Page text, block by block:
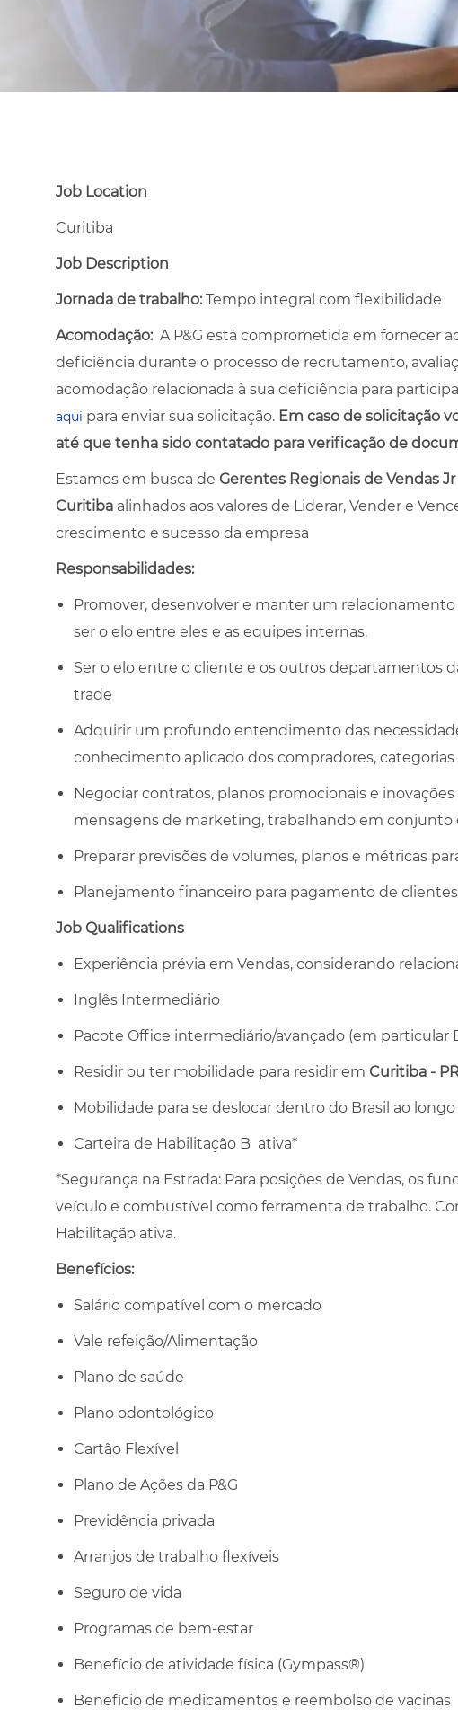
Job Location
Curitiba
Job Description
Jornada de trabalho:Tempo integral com flexibilidade
Acomodação: A P&G está comprometida em fornecer
deficiência durante o processo de recrutamento,
acomodação relacionada à sua deficiência para
aqui para enviar sua solicitação. Em caso de solicitação
até que tenha sido contatado para verificação de
Estamos em busca de Gerentes Regionais de Vendas Jr
Curitiba alinhados aos valores de Liderar, Vender e
crescimento e sucesso da empresa
Responsabilidades:
Promover, desenvolver e manter um
ser o elo entre eles e as equipes internas.
Ser o elo entre o cliente e os outros departamentos
trade
Adquirir um profundo entendimento das
conhecimento aplicado dos compradores, categorias
Negociar contratos, planos promocionais e
mensagens de marketing, trabalhando em conjunto
Preparar previsões de volumes, planos e métricas
Planejamento financeiro para pagamento de
Job Qualifications
Experiência prévia em Vendas, considerando
Inglês Intermediário
Pacote Office intermediário/avançado (em particular
Residir ou ter mobilidade para residir em Curitiba -
Mobilidade para se deslocar dentro do Brasil ao longo
Carteira de Habilitação B ativa*
*Segurança na Estrada: Para posições de Vendas, os
veículo e combustível como ferramenta de trabalho.
Habilitação ativa.
Benefícios:
Salário compatível com o mercado
Vale refeição/Alimentação
Plano de saúde
Plano odontológico
Cartão Flexível
Plano de Ações da P&G
Previdência privada
Arranjos de trabalho flexíveis
Seguro de vida
Programas de bem-estar
Benefício de atividade física (Gympass®)
Benefício de medicamentos e reembolso de vacinas